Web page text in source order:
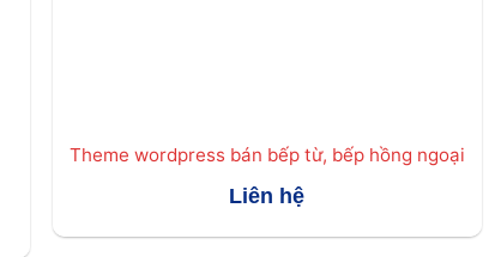
Theme wordpress bán bếp từ, bếp hồng ngoại
Liên hệ